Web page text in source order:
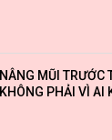
NÂNG MŨI TRƯỚC
KHÔNG PHẢI VÌ AI